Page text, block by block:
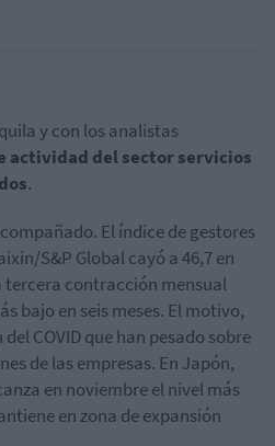
y con los analistas
actividad del sector servicios
.
El índice de gestores
S&P Globalcayó a 46,7en
tercera contracción mensual
bajo en seis meses. El motivo,
COVID que han pesado sobre
de las empresas. En Japón,
en noviembre el nivel más
en zona de expansión